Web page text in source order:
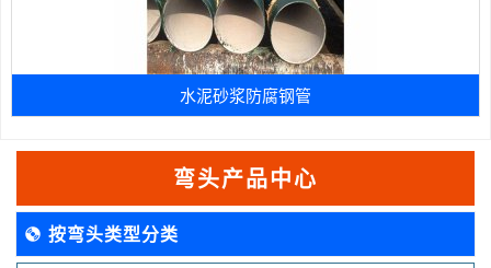
水泥砂浆防腐钢管
弯头产品中心
按弯头类型分类